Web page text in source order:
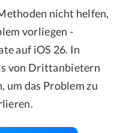
nicht helfen,
vorliegen -
auf iOS 26. In
von Drittanbietern
um das Problem zu